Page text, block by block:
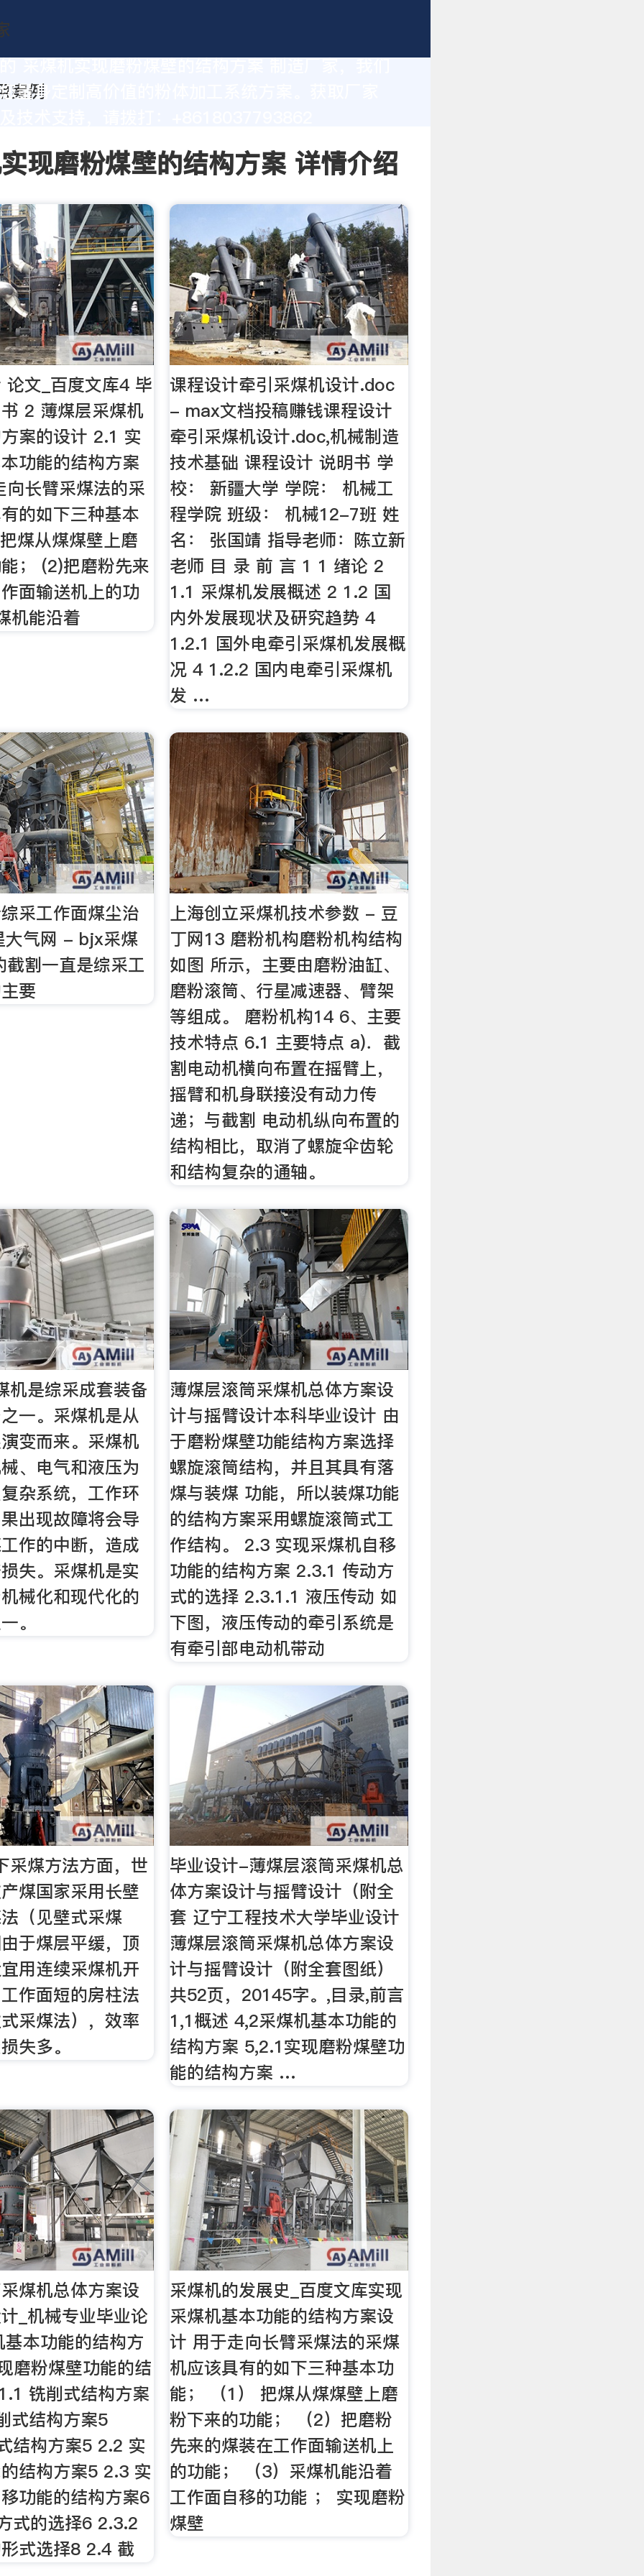
量身定制高价值的粉体加工系统方案。获取厂家
现磨粉煤壁的结构方案 详情介绍
论文_百度文库4 毕
2 薄煤层采煤机
案的设计 2.1 实
功能的结构方案
向长臂采煤法的采
的如下三种基本
煤从煤煤壁上磨
； (2)把磨粉先来
面输送机上的功
机能沿着
课程设计牵引采煤机设计.doc
- max文档投稿赚钱课程设计
牵引采煤机设计.doc,机械制造
技术基础 课程设计 说明书 学
校： 新疆大学 学院： 机械工
程学院 班级： 机械12-7班 姓
名： 张国靖 指导老师：陈立新
老师 目 录 前 言 1 1 绪论 2
1.1 采煤机发展概述 2 1.2 国
内外发展现状及研究趋势 4
1.2.1 国外电牵引采煤机发展概
况 4 1.2.2 国内电牵引采煤机
发 …
采工作面煤尘治
气网 - bjx采煤
割一直是综采工
要
上海创立采煤机技术参数 - 豆
丁网13 磨粉机构磨粉机构结构
如图 所示，主要由磨粉油缸、
磨粉滚筒、行星减速器、臂架
等组成。 磨粉机构14 6、主要
技术特点 6.1 主要特点 a)．截
割电动机横向布置在摇臂上，
摇臂和机身联接没有动力传
递；与截割 电动机纵向布置的
结构相比，取消了螺旋伞齿轮
和结构复杂的通轴。
机是综采成套装备
一。采煤机是从
变而来。采煤机
、电气和液压为
杂系统，工作环
出现故障将会导
作的中断，造成
失。采煤机是实
械化和现代化的
。
薄煤层滚筒采煤机总体方案设
计与摇臂设计本科毕业设计 由
于磨粉煤壁功能结构方案选择
螺旋滚筒结构，并且其具有落
煤与装煤 功能，所以装煤功能
的结构方案采用螺旋滚筒式工
作结构。 2.3 实现采煤机自移
功能的结构方案 2.3.1 传动方
式的选择 2.3.1.1 液压传动 如
下图，液压传动的牵引系统是
有牵引部电动机带动
采煤方法方面，世
煤国家采用长壁
（见壁式采煤
于煤层平缓，顶
用连续采煤机开
作面短的房柱法
采煤法），效率
失多。
毕业设计-薄煤层滚筒采煤机总
体方案设计与摇臂设计（附全
套 辽宁工程技术大学毕业设计
薄煤层滚筒采煤机总体方案设
计与摇臂设计（附全套图纸）
共52页，20145字。,目录,前言
1,1概述 4,2采煤机基本功能的
结构方案 5,2.1实现磨粉煤壁功
能的结构方案 …
煤机总体方案设
_机械专业毕业论
本功能的结构方
磨粉煤壁功能的结
铣削式结构方案
式结构方案5
结构方案5 2.2 实
结构方案5 2.3 实
功能的结构方案6
式的选择6 2.3.2
式选择8 2.4 截
采煤机的发展史_百度文库实现
采煤机基本功能的结构方案设
计 用于走向长臂采煤法的采煤
机应该具有的如下三种基本功
能； （1） 把煤从煤煤壁上磨
粉下来的功能； （2）把磨粉
先来的煤装在工作面输送机上
的功能； （3）采煤机能沿着
工作面自移的功能 ； 实现磨粉
煤壁